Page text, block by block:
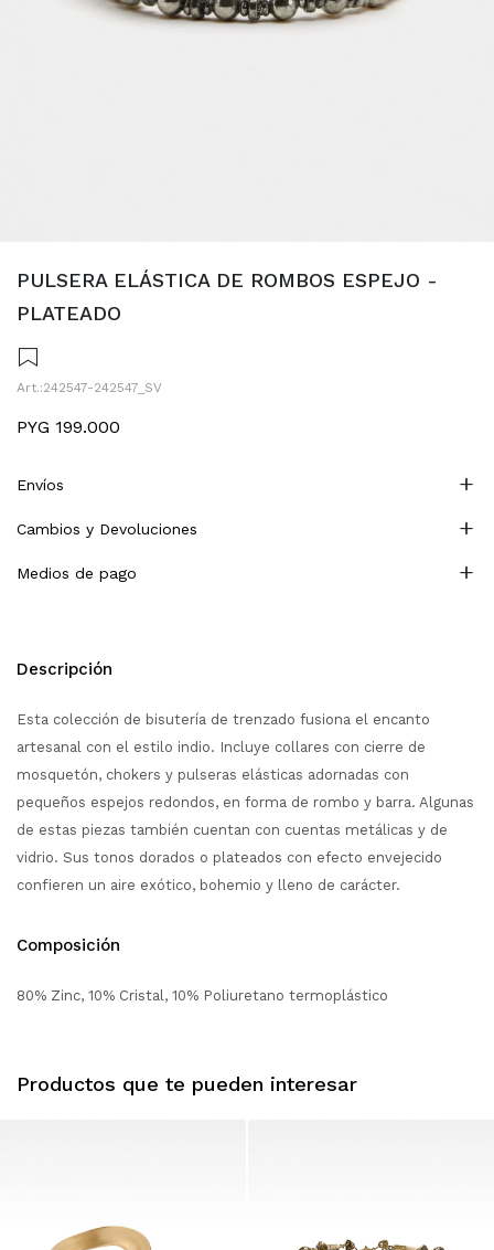
PULSERA ELÁSTICA DE ROMBOS ESPEJO -
PLATEADO
242547-242547_SV
PYG 199.000
Envíos
Cambios y Devoluciones
Medios de pago
Descripción
Esta colección de bisutería de trenzado fusiona el encanto
artesanal con el estilo indio. Incluye collares con cierre de
mosquetón, chokers y pulseras elásticas adornadas con
pequeños espejos redondos, en forma de rombo y barra. Algunas
de estas piezas también cuentan con cuentas metálicas y de
vidrio. Sus tonos dorados o plateados con efecto envejecido
confieren un aire exótico, bohemio y lleno de carácter.
Composición
80% Zinc, 10% Cristal, 10% Poliuretano termoplástico
Productos que te pueden interesar